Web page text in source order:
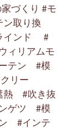
づくり #モ
ン取り換
インド
#
ィリアムモ
テン
#模
リー
熱
#吹き抜
ゲツ
#模
#インテ